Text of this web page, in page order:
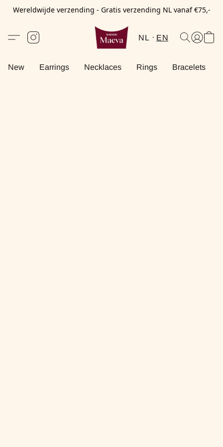
Wereldwijde verzending - Gratis verzending NL vanaf €75,-
NL EN
New Earrings Necklaces Rings Bracelets